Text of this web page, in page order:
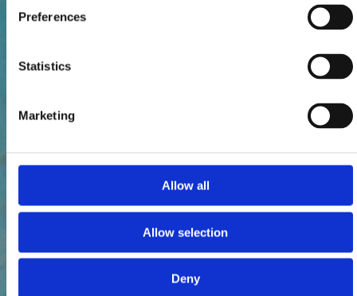
Preferences
Statistics
Marketing
Allow all
Allow selection
Deny